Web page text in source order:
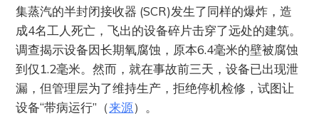
集蒸汽的半封闭接收器 (SCR)发生了同样的爆炸，造
成4名工人死亡，飞出的设备碎片击穿了远处的建筑。
调查揭示设备因长期氧腐蚀，原本6.4毫米的壁被腐蚀
到仅1.2毫米。然而，就在事故前三天，设备已出现泄
漏，但管理层为了维持生产，拒绝停机检修，试图让
设备“带病运行”（来源）。